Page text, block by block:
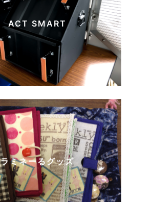
ACT SMART
ラミネーるグッズ